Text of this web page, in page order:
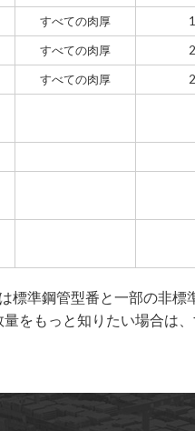
すべての肉厚
すべての肉厚
すべての肉厚
標準鋼管型番と一部の非
をもっと知りたい場合は